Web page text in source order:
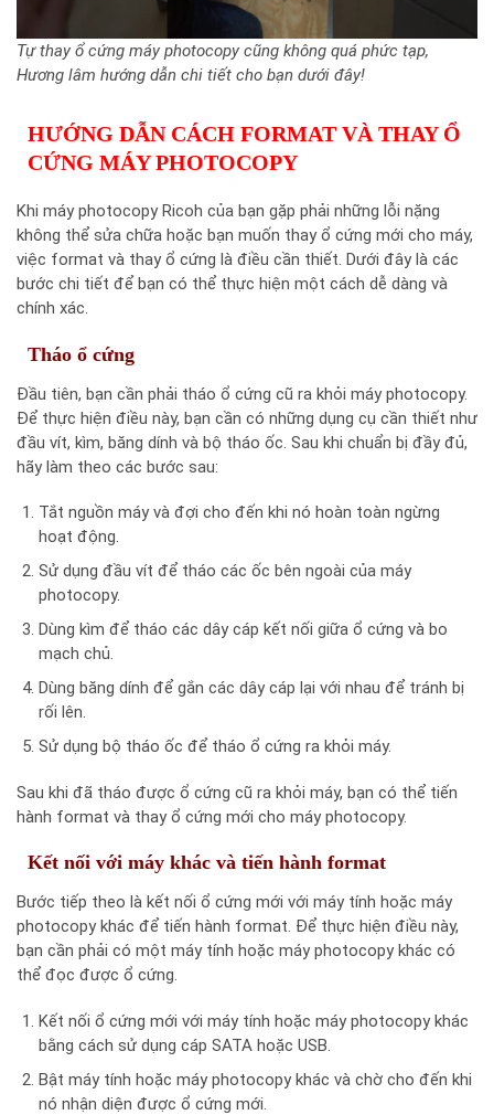
Tự thay ổ cứng máy photocopy cũng không quá phức tạp,
Hương lâm hướng dẫn chi tiết cho bạn dưới đây!
HƯỚNG DẪN CÁCH FORMAT VÀ THAY Ổ
CỨNG MÁY PHOTOCOPY
Khi máy photocopy Ricoh của bạn gặp phải những lỗi nặng
không thể sửa chữa hoặc bạn muốn thay ổ cứng mới cho máy,
việc format và thay ổ cứng là điều cần thiết. Dưới đây là các
bước chi tiết để bạn có thể thực hiện một cách dễ dàng và
chính xác.
Tháo ổ cứng
Đầu tiên, bạn cần phải tháo ổ cứng cũ ra khỏi máy photocopy.
Để thực hiện điều này, bạn cần có những dụng cụ cần thiết như
đầu vít, kìm, băng dính và bộ tháo ốc. Sau khi chuẩn bị đầy đủ,
hãy làm theo các bước sau:
Tắt nguồn máy và đợi cho đến khi nó hoàn toàn ngừng
hoạt động.
Sử dụng đầu vít để tháo các ốc bên ngoài của máy
photocopy.
Dùng kìm để tháo các dây cáp kết nối giữa ổ cứng và bo
mạch chủ.
Dùng băng dính để gắn các dây cáp lại với nhau để tránh bị
rối lên.
Sử dụng bộ tháo ốc để tháo ổ cứng ra khỏi máy.
Sau khi đã tháo được ổ cứng cũ ra khỏi máy, bạn có thể tiến
hành format và thay ổ cứng mới cho máy photocopy.
Kết nối với máy khác và tiến hành format
Bước tiếp theo là kết nối ổ cứng mới với máy tính hoặc máy
photocopy khác để tiến hành format. Để thực hiện điều này,
bạn cần phải có một máy tính hoặc máy photocopy khác có
thể đọc được ổ cứng.
Kết nối ổ cứng mới với máy tính hoặc máy photocopy khác
bằng cách sử dụng cáp SATA hoặc USB.
Bật máy tính hoặc máy photocopy khác và chờ cho đến khi
nó nhận diện được ổ cứng mới.